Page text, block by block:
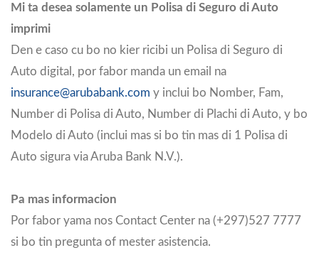
Mi ta desea solamente un Polisa di Seguro di Auto
imprimi
Den e caso cu bo no kier ricibi un Polisa di Seguro di
Auto digital, por fabor manda un email na
insurance@arubabank.com y inclui bo Nomber, Fam,
Number di Polisa di Auto, Number di Plachi di Auto, y bo
Modelo di Auto (inclui mas si bo tin mas di 1 Polisa di
Auto sigura via Aruba Bank N.V.).
Pa mas informacion
Por fabor yama nos Contact Center na (+297)527 7777
si bo tin pregunta of mester asistencia.